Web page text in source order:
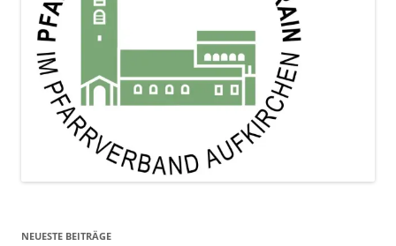
NEUESTE BEITRÄGE